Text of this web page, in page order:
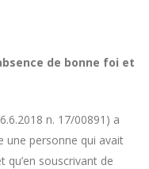
de bonne foi et
n. 17/00891) a
une personne qui avait
souscrivant de